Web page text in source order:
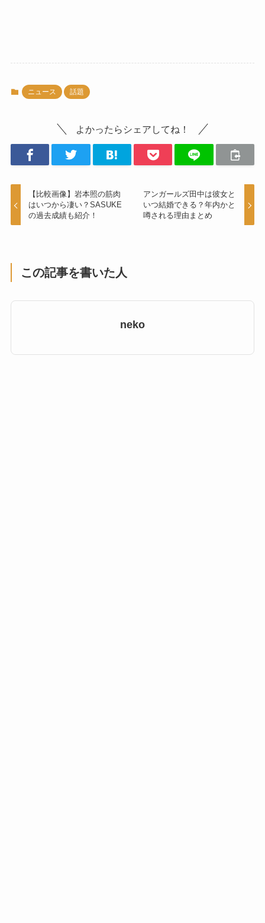
ニュース 話題
よかったらシェアしてね！
【比較画像】岩本照の筋肉
はいつから凄い？SASUKE
の過去成績も紹介！
アンガールズ田中は彼女と
いつ結婚できる？年内かと
噂される理由まとめ
この記事を書いた人
neko